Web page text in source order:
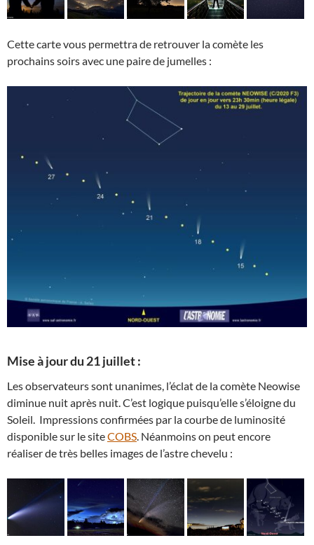
Cette carte vous permettra de retrouver la comète les
prochains soirs avec une paire de jumelles :
Mise à jour du 21 juillet :
Les observateurs sont unanimes, l’éclat de la comète Neowise
diminue nuit après nuit. C’est logique puisqu’elle s’éloigne du
Soleil. Impressions confirmées par la courbe de luminosité
disponible sur le siteCOBS. Néanmoins on peut encore
réaliser de très belles images de l’astre chevelu :